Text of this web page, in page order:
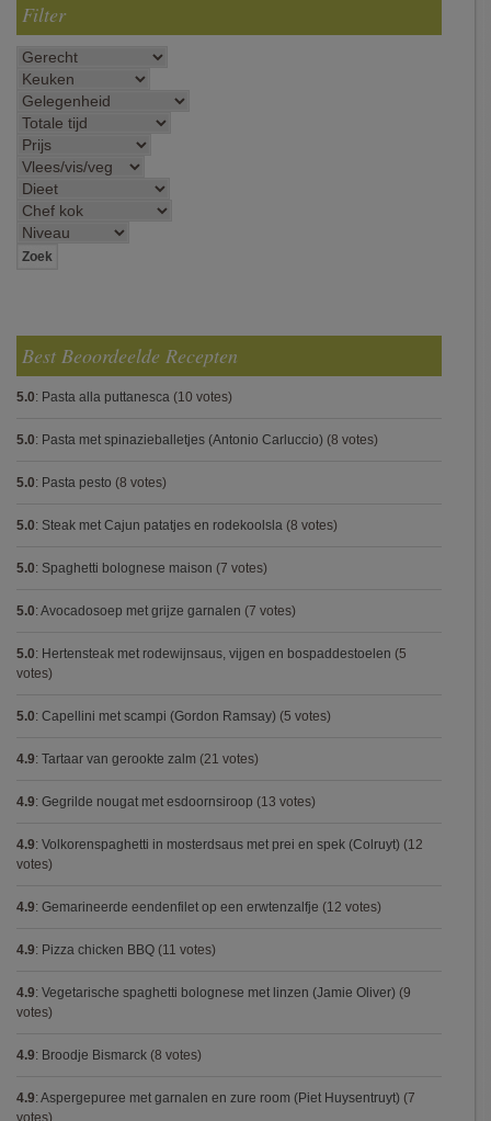
Filter
Best Beoordeelde Recepten
5.0: Pasta alla puttanesca (10 votes)
5.0: Pasta met spinazieballetjes (Antonio Carluccio) (8 votes)
5.0: Pasta pesto (8 votes)
5.0: Steak met Cajun patatjes en rodekoolsla (8 votes)
5.0: Spaghetti bolognese maison (7 votes)
5.0: Avocadosoep met grijze garnalen (7 votes)
5.0: Hertensteak met rodewijnsaus, vijgen en bospaddestoelen (5
votes)
5.0: Capellini met scampi (Gordon Ramsay) (5 votes)
4.9: Tartaar van gerookte zalm (21 votes)
4.9: Gegrilde nougat met esdoornsiroop (13 votes)
4.9: Volkorenspaghetti in mosterdsaus met prei en spek (Colruyt) (12
votes)
4.9: Gemarineerde eendenfilet op een erwtenzalfje (12 votes)
4.9: Pizza chicken BBQ (11 votes)
4.9: Vegetarische spaghetti bolognese met linzen (Jamie Oliver) (9
votes)
4.9: Broodje Bismarck (8 votes)
4.9: Aspergepuree met garnalen en zure room (Piet Huysentruyt) (7
votes)